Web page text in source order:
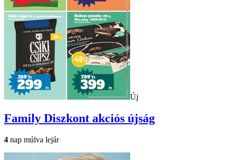
Új
Family Diszkont akciós újság
4 nap múlva lejár